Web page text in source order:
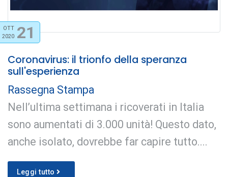
OTT
2020 21
Coronavirus: il trionfo della speranza
sull'esperienza
Rassegna Stampa
Nell’ultima settimana i ricoverati in Italia
sono aumentati di 3.000 unità! Questo dato,
anche isolato, dovrebbe far capire tutto....
Leggi tutto